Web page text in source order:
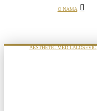
O NAMA
AESTHETIC MED LALOŠEVIĆ